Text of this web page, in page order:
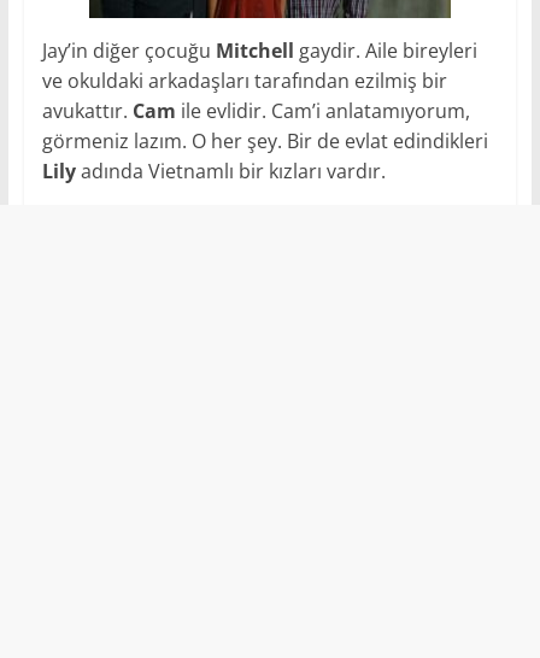
Jay’in diğer çocuğu Mitchell gaydir. Aile bireyleri
ve okuldaki arkadaşları tarafından ezilmiş bir
avukattır. Cam ile evlidir. Cam’i anlatamıyorum,
görmeniz lazım. O her şey. Bir de evlat edindikleri
Lilyadında Vietnamlı bir kızları vardır.